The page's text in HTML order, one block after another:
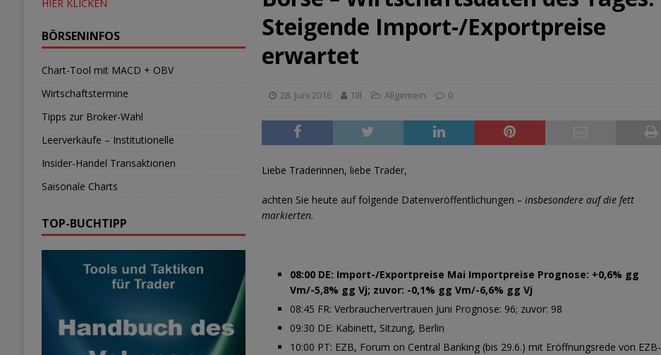
Steigende Import-/Exportpreise
erwartet
28. Juni 2016 Till Allgemein 0
Liebe Traderinnen, liebe Trader,
achten Sie heute auf folgende Datenveröffentlichungen– insbesondere auf die fett
markierten.
08:00 DE: Import-/Exportpreise Mai Importpreise Prognose: +0,6% gg
Vm/-5,8% gg Vj; zuvor: -0,1% gg Vm/-6,6% gg Vj
08:45 FR: Verbrauchervertrauen Juni Prognose: 96; zuvor: 98
09:30 DE: Kabinett, Sitzung, Berlin
10:00 PT: EZB, Forum on Central Banking (bis 29.6.) mit Eröffnungsrede von EZB-
HIER KLICKEN
BÖRSENINFOS
Chart-Tool mit MACD + OBV
Wirtschaftstermine
Tipps zur Broker-Wahl
Leerverkäufe – Institutionelle
Insider-Handel Transaktionen
Saisonale Charts
TOP-BUCHTIPP